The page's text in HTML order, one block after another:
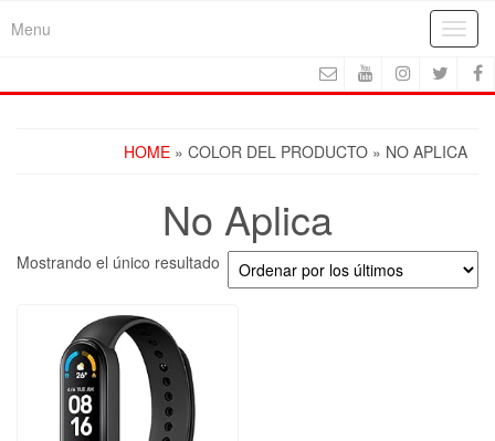
Menu
HOME » COLOR DEL PRODUCTO » NO APLICA
No Aplica
Mostrando el único resultado